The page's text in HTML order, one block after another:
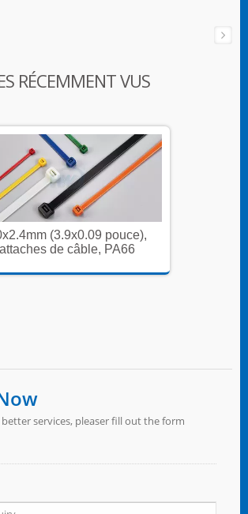
RÉCEMMENT VUS
(3.9x0.09 pouce),
attaches de câble, PA66